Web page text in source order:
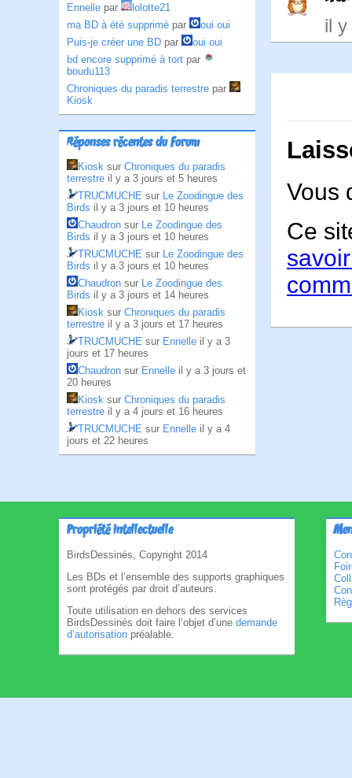
Ennelle par
lolotte21
ma BD à été supprimé par
oui oui
Puis-je créer une BD par
oui oui
bd encore supprimé à tort par
boudu113
Chroniques du paradis terrestre par
Kiosk
Réponses récentes du Forum
Kiosk sur Chroniques du paradis
terrestre il y a 3 jours et 5 heures
TRUCMUCHE sur Le Zoodingue des
Birds il y a 3 jours et 10 heures
Chaudron sur Le Zoodingue des
Birds il y a 3 jours et 10 heures
TRUCMUCHE sur Le Zoodingue des
Birds il y a 3 jours et 10 heures
Chaudron sur Le Zoodingue des
Birds il y a 3 jours et 14 heures
Kiosk sur Chroniques du paradis
terrestre il y a 3 jours et 17 heures
TRUCMUCHE sur Ennelle il y a 3
jours et 17 heures
Chaudron sur Ennelle il y a 3 jours et
20 heures
Kiosk sur Chroniques du paradis
terrestre il y a 4 jours et 16 heures
TRUCMUCHE sur Ennelle il y a 4
jours et 22 heures
il y
Vous
Ce
Propriété intellectuelle
BirdsDessinés, Copyright 2014
Les BDs et l’ensemble des supports graphiques
sont protégés par droit d’auteurs.
Toute utilisation en dehors des services
BirdsDessinés doit faire l’objet d’une demande
d’autorisation préalable.